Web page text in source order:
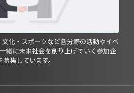
化・スポーツなど各分野の活動やイベ
緒に未来社会を創り上げていく参加企
募集しています。